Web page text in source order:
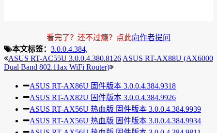
看完了？还不过瘾？点此向作者提问
本文标签： 3.0.0.4.384,
ASUS RT-AC55U 3.0.0.4.380.8126 ASUS RT-AX88U (AX6000
Dual Band 802.11ax WiFi Router)
ASUS RT-AX86U 固件版本 3.0.0.4.384.9318
ASUS RT-AX82U 固件版本 3.0.0.4.384.9926
ASUS RT-AX56U 热血版 固件版本 3.0.0.4.384.9939
ASUS RT-AX56U 热血版 固件版本 3.0.0.4.384.9934